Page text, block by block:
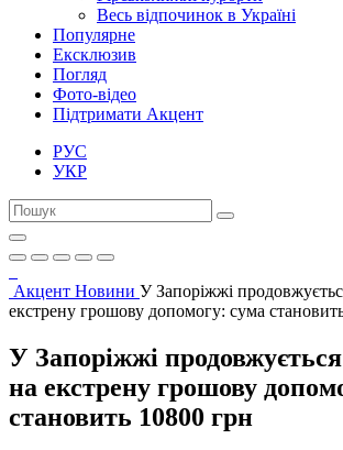
Весь відпочинок в Україні
Популярне
Ексклюзив
Погляд
Фото-відео
Підтримати Акцент
РУС
УКР
Акцент Новини У Запоріжжі
екстрену грошову допомогу: сума
У Запоріжжі продовжується
на екстрену грошову
становить 10800 грн